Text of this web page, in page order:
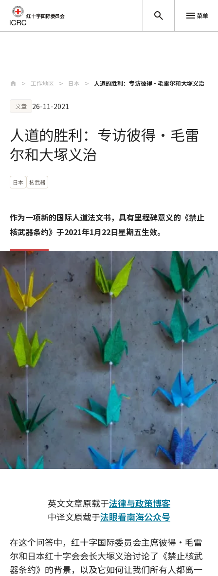
红十字国际委员会 菜单
工作地区 日本 人道的胜利：专访彼得•毛雷尔和大塚义治
文章 26-11-2021
人道的胜利：专访彼得•毛雷
尔和大塚义治
日本 核武器
作为一项新的国际人道法文书，具有里程碑意义的《禁止
核武器条约》于2021年1月22日星期五生效。
英文文章原载于法律与政策博客
中译文原载于法眼看南海公众号
在这个问答中，红十字国际委员会主席彼得•毛雷
尔和日本红十字会会长大塚义治讨论了《禁止核武
器条约》的背景，以及它如何让我们所有人都离一